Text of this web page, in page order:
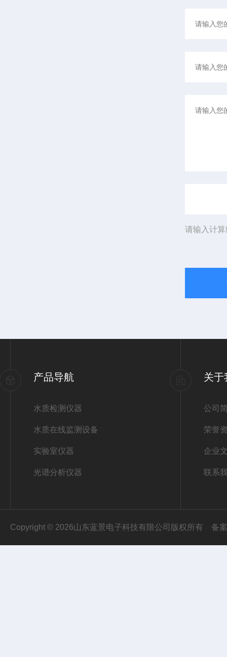
请输入计
产品导航
水质检测仪器
水质在线监测设备
实验室仪器
光谱分析仪器
关于
公司
荣誉
企业
联系
Copyright © 2026山东蓝景电子科技有限公司版权所有 备